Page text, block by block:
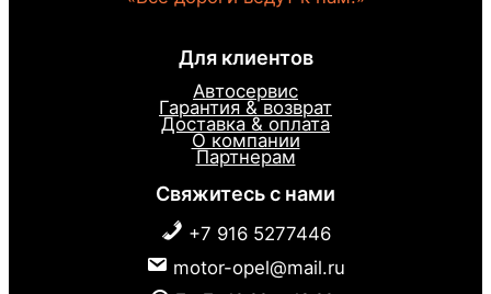
Для клиентов
Автосервис
Гарантия & возврат
Доставка & оплата
О компании
Партнерам
Свяжитесь с нами
+7 916 5277446
motor-opel@mail.ru